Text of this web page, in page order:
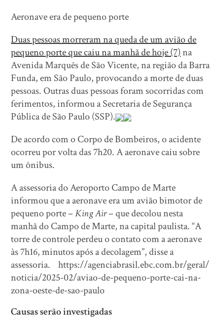
Aeronave era de pequeno porte
Duas pessoas morreram na queda de um avião de
pequeno porte que caiu na manhã de hoje (7)na
Avenida Marquês de São Vicente, na região da Barra
Funda, em São Paulo, provocando a morte de duas
pessoas. Outras duas pessoas foram socorridas com
ferimentos, informou a Secretaria de Segurança
Pública de São Paulo (SSP).
De acordo com o Corpo de Bombeiros, o acidente
ocorreu por volta das 7h20. A aeronave caiu sobre
um ônibus.
A assessoria do Aeroporto Campo de Marte
informou que a aeronave era um avião bimotor de
pequeno porte –King Air– que decolou nesta
manhã do Campo de Marte, na capital paulista. “A
torre de controle perdeu o contato com a aeronave
às 7h16, minutos após a decolagem”, disse a
assessoria. https://agenciabrasil.ebc.com.br/geral/
noticia/2025-02/aviao-de-pequeno-porte-cai-na-
zona-oeste-de-sao-paulo
Causas serão investigadas